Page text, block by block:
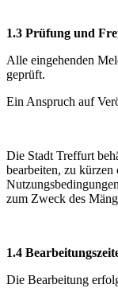
1.3 Prüfung und
Alle eingehenden
geprüft.
Ein Anspruch auf
Die Stadt Treffurt
bearbeiten, zu kürzen
zum Zweck des
1.4
Die Bearbeitung